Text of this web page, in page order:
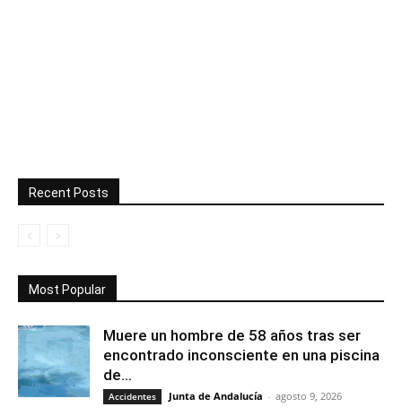
Recent Posts
Most Popular
Muere un hombre de 58 años tras ser
encontrado inconsciente en una piscina
de...
Accidentes Junta de Andalucía - agosto 9, 2026